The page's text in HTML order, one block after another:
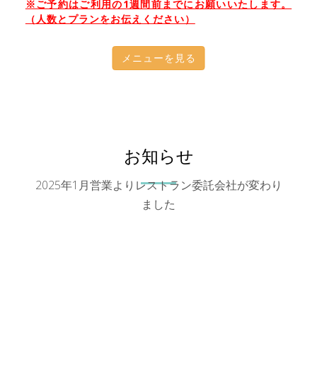
※ご予約はご利用の1週間前までにお願いいたします。
（人数とプランをお伝えください）
メニューを見る
お知らせ
2025年1月営業よりレストラン委託会社が変わり
ました